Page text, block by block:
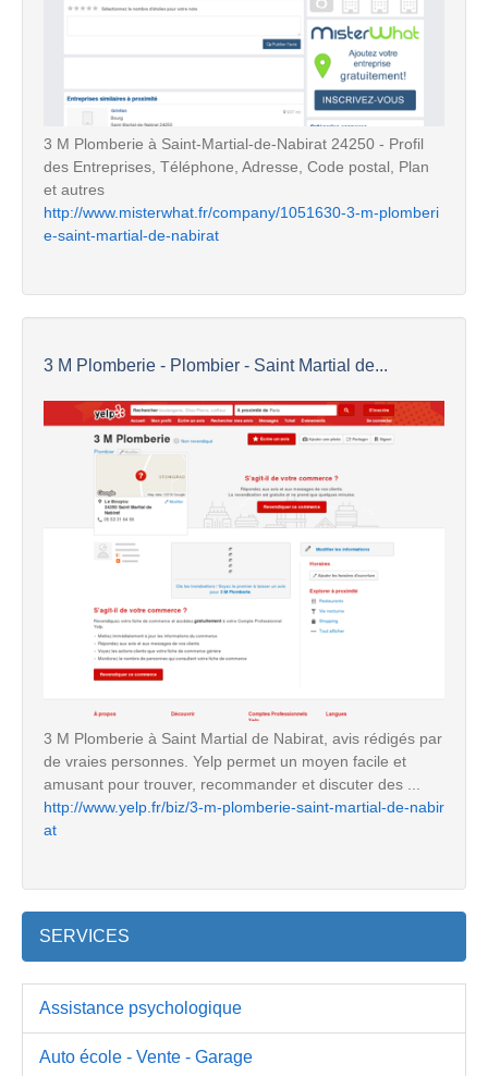
3 M Plomberie à Saint-Martial-de-Nabirat 24250 - Profil
des Entreprises, Téléphone, Adresse, Code postal, Plan
et autres
http://www.misterwhat.fr/company/1051630-3-m-plomberi
e-saint-martial-de-nabirat
3 M Plomberie - Plombier - Saint Martial de...
3 M Plomberie à Saint Martial de Nabirat, avis rédigés par
de vraies personnes. Yelp permet un moyen facile et
amusant pour trouver, recommander et discuter des ...
http://www.yelp.fr/biz/3-m-plomberie-saint-martial-de-nabir
at
SERVICES
Assistance psychologique
Auto école - Vente - Garage